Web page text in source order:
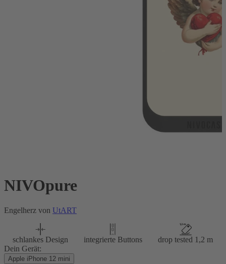
NIVOpure
Engelherz von UtART
schlankes Design integrierte Buttons
drop tested 1,2 m
Dein Gerät:
Apple iPhone 12 mini